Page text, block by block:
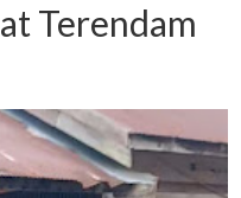
Terendam